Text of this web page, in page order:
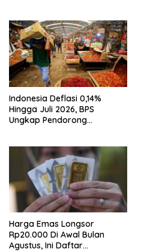
Indonesia Deflasi 0,14%
Hingga Juli 2026, BPS
Ungkap Pendorong
Harga Emas Longsor
Rp20.000 Di Awal Bulan
Agustus, Ini Daftar